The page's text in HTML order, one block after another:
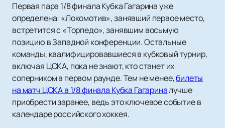
Первая пара 1/8 финала Кубка Гагарина уже
определена: «Локомотив», занявший первое место,
встретится с «Торпедо», занявшим восьмую
позицию в Западной конференции. Остальные
команды, квалифицировавшиеся в кубковый турнир,
включая ЦСКА, пока не знают, кто станет их
соперником в первом раунде. Тем не менее,билеты
на матч ЦСКА в 1/8 финала Кубка Гагариналучше
приобрести заранее, ведь это ключевое событие в
календаре российского хоккея.